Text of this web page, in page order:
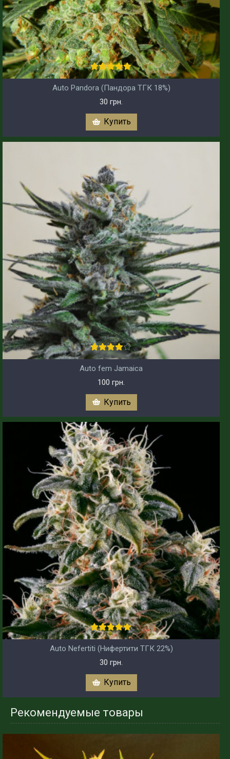
Auto Pandora (Пандора ТГК 18%)
30 грн.
Купить
Auto fem Jamaica
100 грн.
Купить
Auto Nefertiti (Нифертити ТГК 22%)
30 грн.
Купить
Рекомендуемые товары